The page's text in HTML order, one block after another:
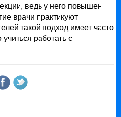
ведь у него повышен
врачи практикуют
такой подход имеет часто
работать с